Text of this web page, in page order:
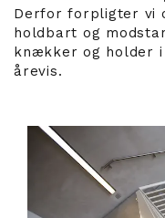
Derfor forpligter vi
holdbart og
knækker og holder
årevis.